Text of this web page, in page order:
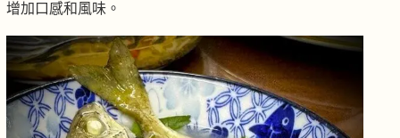
增加口感和風味。